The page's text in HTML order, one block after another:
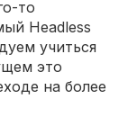
то
Headless
учиться
это
на более